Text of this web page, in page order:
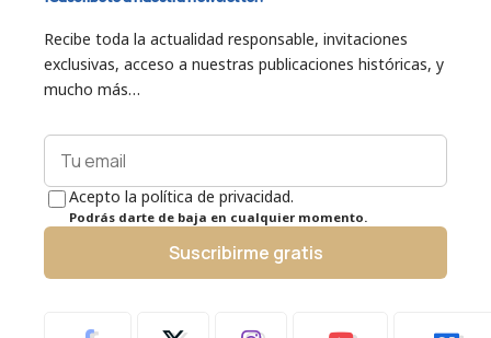
Recibe toda la actualidad responsable, invitaciones
exclusivas, acceso a nuestras publicaciones históricas, y
mucho más…
Acepto la política de privacidad.
Podrás darte de baja en cualquier momento.
Suscribirme gratis